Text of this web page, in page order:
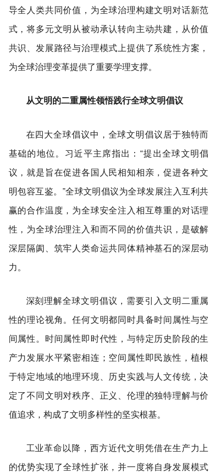
导全人类共同价值，为全球治理构建文明对话新范
式，将多元文明从被动承认转向主动共建，从价值
共识、发展路径与治理模式上提供了系统性方案，
为全球治理变革提供了重要学理支撑。
从文明的二重属性领悟践行全球文明倡议
在四大全球倡议中，全球文明倡议居于独特而
基础的地位。习近平主席指出：“提出全球文明倡
议，就是旨在促进各国人民相知相亲，促进各种文
明包容互鉴。”全球文明倡议为全球发展注入互利共
赢的合作温度，为全球安全注入相互尊重的对话理
性，为全球治理注入和而不同的价值共识，是破解
深层隔阂、筑牢人类命运共同体精神基石的深层动
力。
深刻理解全球文明倡议，需要引入文明二重属
性的理论视角。任何文明都同时具备时间属性与空
间属性。时间属性即时代性，与特定历史阶段的生
产力发展水平紧密相连；空间属性即民族性，植根
于特定地域的地理环境、历史实践与人文传统，决
定了不同文明对秩序、正义、伦理的独特理解与价
值追求，构成了文明多样性的坚实根基。
工业革命以降，西方近代文明凭借在生产力上
的优势实现了全球性扩张，并一度将自身发展模式